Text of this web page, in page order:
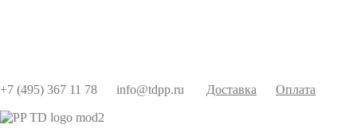
+7 (495) 367 11 78 info@tdpp.ru Доставка Оплата